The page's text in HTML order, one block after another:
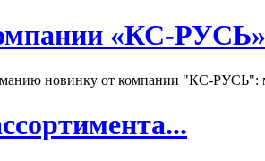
«КС-
новинку от компании "КС-РУСЬ":